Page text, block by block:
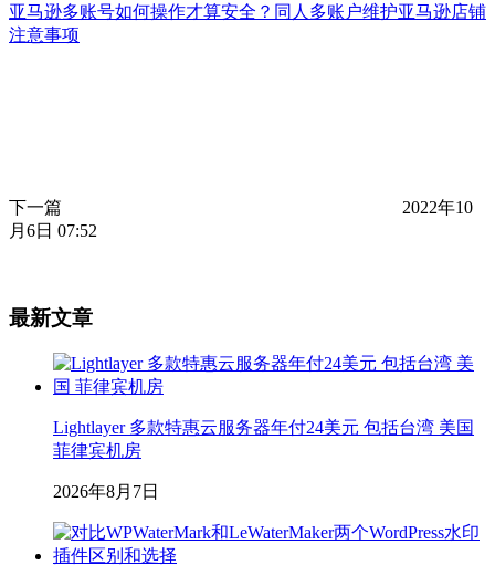
亚马逊多账号如何操作才算安全？同人多账户维护亚马逊店铺
注意事项
下一篇
2022年10
月6日 07:52
最新文章
Lightlayer 多款特惠云服务器年付24美元 包括台湾 美国
菲律宾机房
2026年8月7日